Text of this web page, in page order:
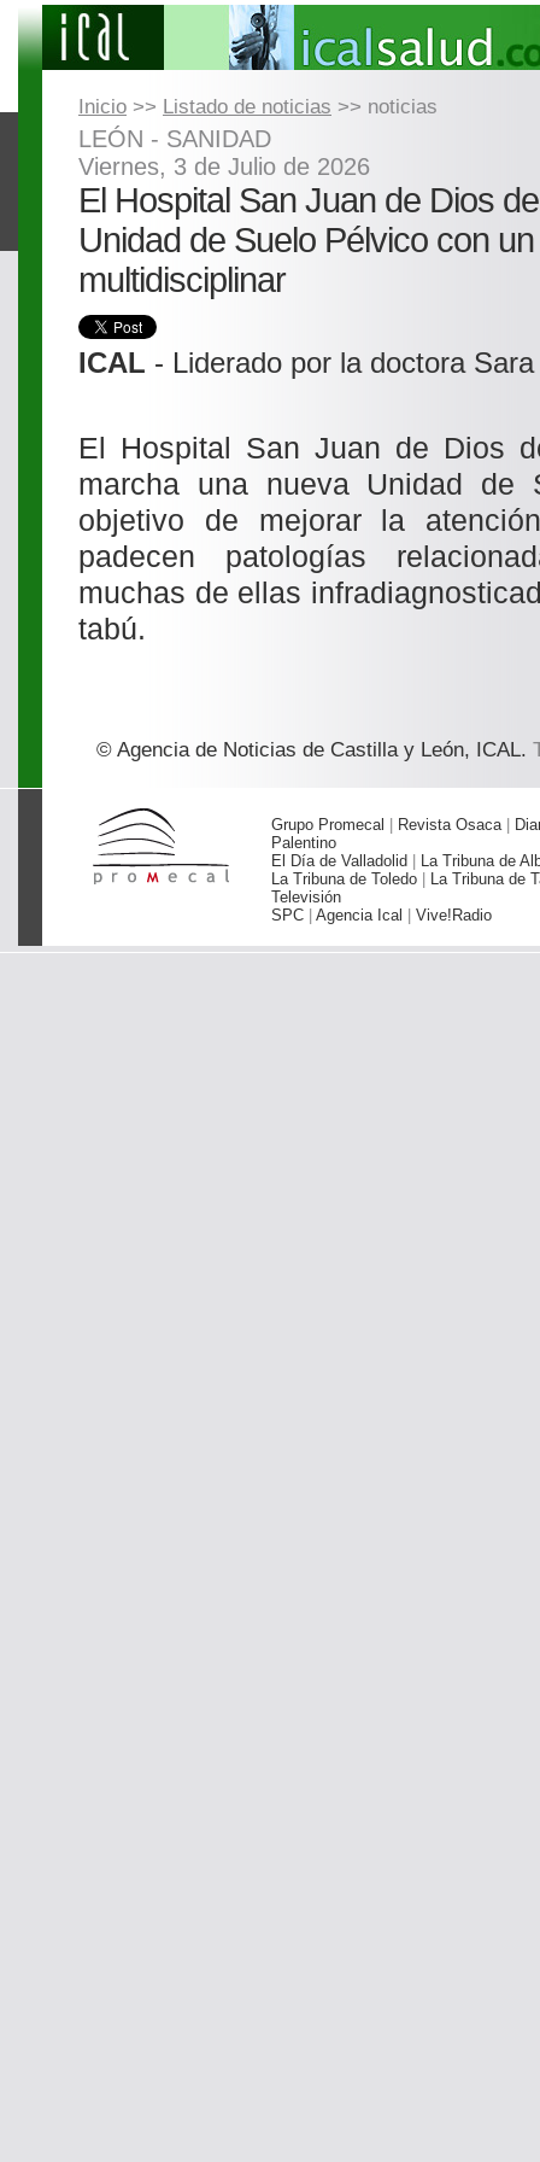
Inicio >> Listado de noticias >> noticias
LEÓN - SANIDAD
Viernes, 3 de Julio de 2026
El Hospital San Juan de Dios
Unidad de Suelo Pélvico con
multidisciplinar
ICAL - Liderado por la doctora
El Hospital San Juan de Dios
marcha una nueva Unidad de
objetivo de mejorar la
padecen patologías
muchas de ellas
tabú.
© Agencia de Noticias de Castilla y León, ICAL.
Grupo Promecal Revista Osaca
Palentino
El Día de Valladolid
La Tribuna de
La Tribuna de Toledo
La Tribuna de
Televisión
SPC
Agencia Ical Vive!Radio